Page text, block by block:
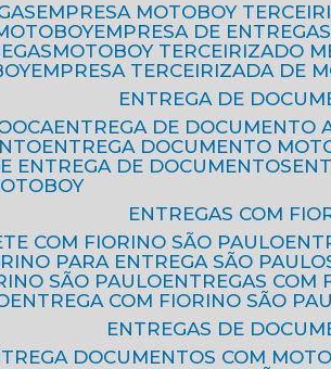
EMPRESA MOTOBOY
EMPRESA DE ENTREGAS
MOTOBOY TERCEIRIZADO
EMPRESA TERCEIRIZADA DE
ENTREGA DE
ENTREGA DE DOCUMENTO
ENTREGA DOCUMENTO
ENTREGA DE DOCUMENTOS
ENTREGAS COM
COM FIORINO SÃO PAULO
PARA ENTREGA SÃO PAULO
SÃO PAULO
ENTREGAS
ENTREGA COM FIORINO SÃO
ENTREGAS DE
DOCUMENTOS COM